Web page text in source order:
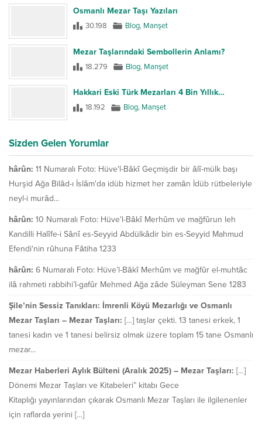
Osmanlı Mezar Taşı Yazıları
30.198 Blog, Manşet
Mezar Taşlarındaki Sembollerin Anlamı?
18.279 Blog, Manşet
Hakkari Eski Türk Mezarları 4 Bin Yıllık…
18.192 Blog, Manşet
Sizden Gelen Yorumlar
hârûn: 11 Numaralı Foto: Hüve'l-Bâkî Geçmişdir bir âlî-mülk başı
Hurşid Ağa Bilâd-ı İslâm'da idüb hizmet her zamân İdüb rütbeleriyle
neyl-i murâd...
hârûn: 10 Numaralı Foto: Hüve'l-Bâkî Merhûm ve mağfûrun leh
Kandilli Halîfe-i Sânî es-Seyyid Abdülkâdir bin es-Seyyid Mahmud
Efendi'nin rûhuna Fâtiha 1233
hârûn: 6 Numaralı Foto: Hüve’l-Bâkî Merhûm ve mağfûr el-muhtâc
ilâ rahmeti rabbihi’l-gafûr Mehmed Ağa zâde Süleyman Sene 1283
Şile’nin Sessiz Tanıkları: İmrenli Köyü Mezarlığı ve Osmanlı
Mezar Taşları – Mezar Taşları: […] taşlar çekti. 13 tanesi erkek, 1
tanesi kadın ve 1 tanesi belirsiz olmak üzere toplam 15 tane Osmanlı
mezar...
Mezar Haberleri Aylık Bülteni (Aralık 2025) – Mezar Taşları: […]
Dönemi Mezar Taşları ve Kitabeleri” kitabı Gece
Kitaplığı yayınlarından çıkarak Osmanlı Mezar Taşları ile ilgilenenler
için raflarda yerini […]